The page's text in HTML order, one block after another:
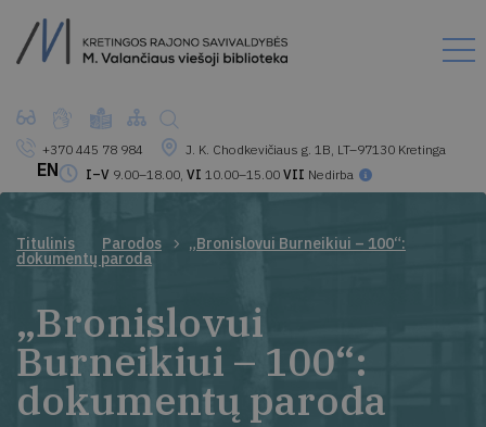
+370 445 78 984
J. K. Chodkevičiaus g. 1B, LT–97130 Kretinga
I–V 9.00–18.00, VI 10.00–15.00 VII Nedirba
EN
Titulinis Parodos „Bronislovui Burneikiui – 100“:
dokumentų paroda
„Bronislovui
Burneikiui – 100“:
dokumentų paroda